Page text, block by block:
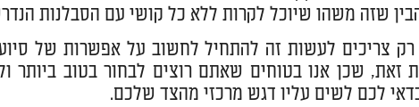
שזה משהו שיוכל לקרות ללא כל קושי עם הסבלנות
צריכים לעשות זה להתחיל לחשוב על אפשרות של
זאת, שכן אנו בטוחים שאתם רוצים לבחור בטוב
לכם לשים עליו דגש מרכזי מהצד שלכם.